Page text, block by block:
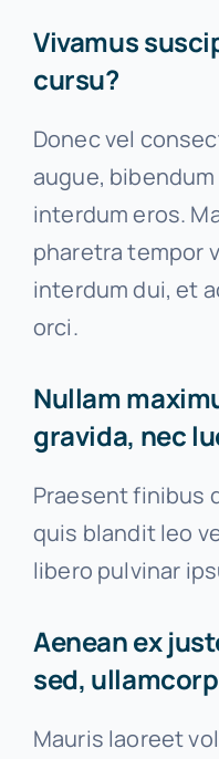
Vivamus
cursu?
Donec vel
augue,
interdum eros.
pharetra tempor
interdum dui, et
orci.
Nullam
gravida, nec
Praesent finibus
quis blandit leo
libero pulvinar
Aenean ex
sed,
Mauris laoreet